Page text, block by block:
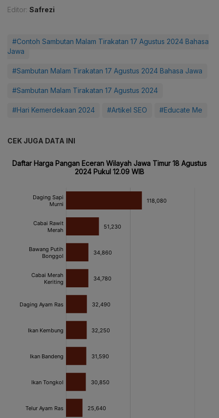
Editor: Safrezi
#Contoh Sambutan Malam Tirakatan 17 Agustus 2024 Bahasa
Jawa
#Sambutan Malam Tirakatan 17 Agustus 2024 Bahasa Jawa
#Sambutan Malam Tirakatan 17 Agustus 2024
#Hari Kemerdekaan 2024 #Artikel SEO #Educate Me
CEK JUGA DATA INI